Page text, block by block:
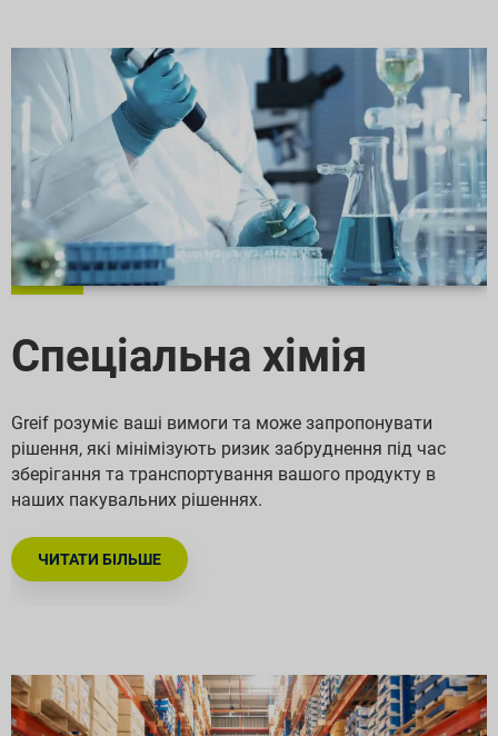
Спеціальна хімія
Greif розуміє ваші вимоги та може запропонувати
рішення, які мінімізують ризик забруднення під час
зберігання та транспортування вашого продукту в
наших пакувальних рішеннях.
ЧИТАТИ БІЛЬШЕ